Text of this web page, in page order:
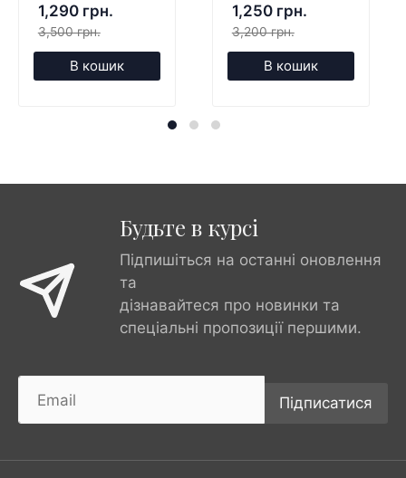
1,290 грн.
3,500 грн.
В кошик
1,250 грн.
3,200 грн.
В кошик
Будьте в курсі
Підпишіться на останні оновлення
та
дізнавайтеся про новинки та
спеціальні пропозиції першими.
Підписатися